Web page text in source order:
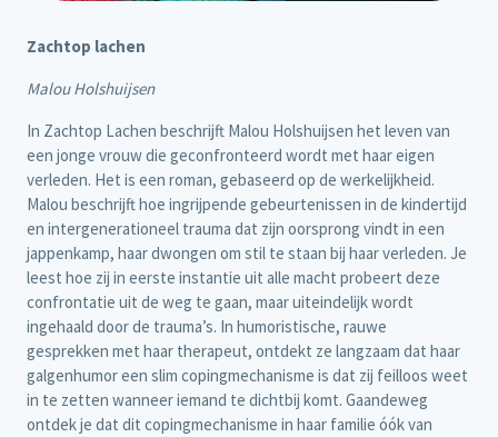
Zachtop lachen
Malou Holshuijsen
In Zachtop Lachen beschrijft Malou Holshuijsen het leven van
een jonge vrouw die geconfronteerd wordt met haar eigen
verleden. Het is een roman, gebaseerd op de werkelijkheid.
Malou beschrijft hoe ingrijpende gebeurtenissen in de kindertijd
en intergenerationeel trauma dat zijn oorsprong vindt in een
jappenkamp, haar dwongen om stil te staan bij haar verleden. Je
leest hoe zij in eerste instantie uit alle macht probeert deze
confrontatie uit de weg te gaan, maar uiteindelijk wordt
ingehaald door de trauma’s. In humoristische, rauwe
gesprekken met haar therapeut, ontdekt ze langzaam dat haar
galgenhumor een slim copingmechanisme is dat zij feilloos weet
in te zetten wanneer iemand te dichtbij komt. Gaandeweg
ontdek je dat dit copingmechanisme in haar familie óók van